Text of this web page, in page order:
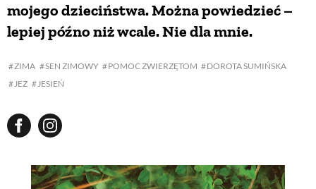
ZIMA SEN ZIMOWY POMOC ZWIERZĘTOM
DOROTA SUMIŃSKA
JEŻ
JESIEŃ
mojego dzieciństwa. Można powiedzieć –
lepiej późno niż wcale. Nie dla mnie.